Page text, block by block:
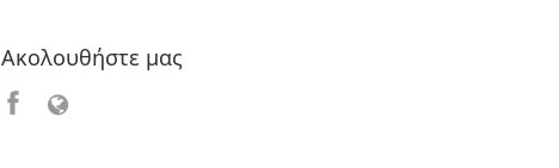
Ακολουθήστε μας